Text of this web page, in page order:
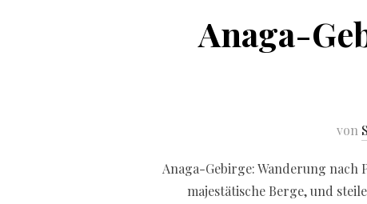
Anaga-
von
Anaga-Gebirge: Wanderung
majestätische Berge, und